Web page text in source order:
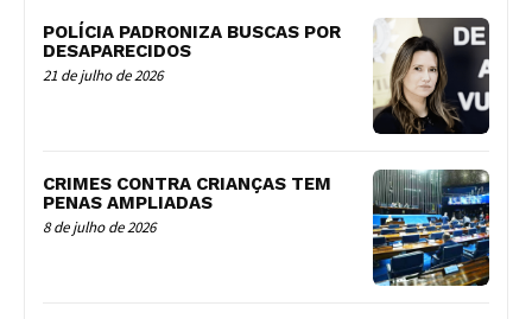
POLÍCIA PADRONIZA BUSCAS POR
DESAPARECIDOS
21 de julho de 2026
CRIMES CONTRA CRIANÇAS TEM
PENAS AMPLIADAS
8 de julho de 2026